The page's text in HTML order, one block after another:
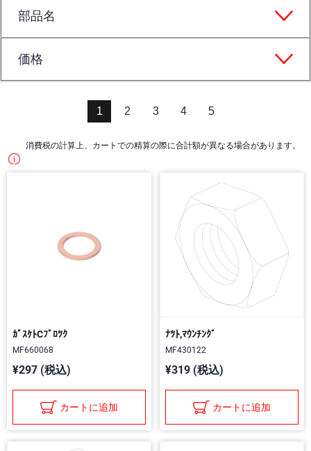
部品名
価格
1 2 3 4 5
消費税の計算上、カートでの精算の際に合計額が異なる場合があります。
ｶﾞｽｹﾄCﾌﾞﾛﾂｸ
MF660068
¥297 (税込)
カートに追加
ﾅﾂﾄ,ﾏｳﾝﾁﾝｸﾞ
MF430122
¥319 (税込)
カートに追加